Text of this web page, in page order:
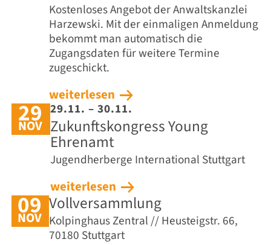
Kostenloses Angebot der Anwaltskanzlei
Harzewski. Mit der einmaligen Anmeldung
bekommt man automatisch die
Zugangsdaten für weitere Termine
zugeschickt.
weiterlesen
29
NOV
29.11. – 30.11.
Zukunftskongress Young
Ehrenamt
Jugendherberge International Stuttgart
weiterlesen
09
NOV
Vollversammlung
Kolpinghaus Zentral // Heusteigstr. 66,
70180 Stuttgart